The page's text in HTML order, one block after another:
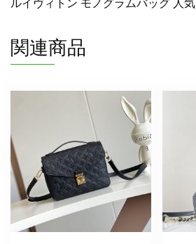
公
個
ルイヴィトン モノグラムバッグ 人気
関連商品